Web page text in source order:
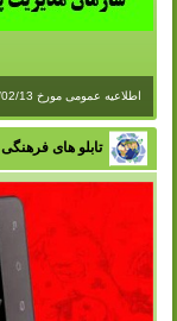
اطلاعیه عمومی مورخ 1396/02/13
تابلو های فرهنگی